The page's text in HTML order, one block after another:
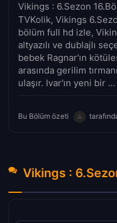
Vikings : 6.Sezon
TVKolik, Vikings
bölüm full hd izle,
altyazılı ve dublajlı
bebek Ragnar'ın
arasında gerilim
ulaşır. Ivar'ın yeni bir ...
Bu Bölüm özeti